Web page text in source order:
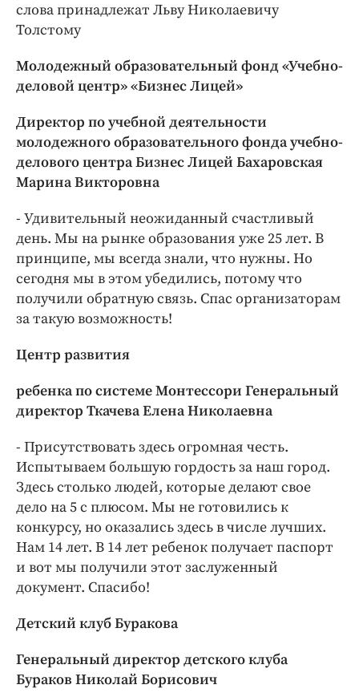
слова принадлежат Льву Николаевичу
Толстому
Молодежный образовательный фонд «Учебно-
деловой центр» «Бизнес Лицей»
Директор по учебной деятельности
молодежного образовательного фонда учебно-
делового центра Бизнес Лицей Бахаровская
Марина Викторовна
- Удивительный неожиданный счастливый
день. Мы на рынке образования уже 25 лет. В
принципе, мы всегда знали, что нужны. Но
сегодня мы в этом убедились, потому что
получили обратную связь. Спас организаторам
за такую возможность!
Центр развития
ребенка по системе Монтессори Генеральный
директор Ткачева Елена Николаевна
- Присутствовать здесь огромная честь.
Испытываем большую гордость за наш город.
Здесь столько людей, которые делают свое
дело на 5 с плюсом. Мы не готовились к
конкурсу, но оказались здесь в числе лучших.
Нам 14 лет. В 14 лет ребенок получает паспорт
и вот мы получили этот заслуженный
документ. Спасибо!
Детский клуб Буракова
Генеральный директор детского клуба
Бураков Николай Борисович